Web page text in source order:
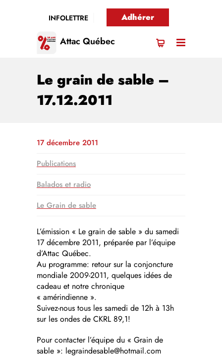
INFOLETTRE Adhérer
Attac Québec
Le grain de sable –
17.12.2011
17 décembre 2011
Publications
Balados et radio
Le Grain de sable
L’émission « Le grain de sable » du samedi
17 décembre 2011, préparée par l’équipe
d’Attac Québec.
Au programme: retour sur la conjoncture
mondiale 2009-2011, quelques idées de
cadeau et notre chronique
« amérindienne ».
Suivez-nous tous les samedi de 12h à 13h
sur les ondes de CKRL 89,1!
Pour contacter l’équipe du « Grain de
sable »: legraindesable@hotmail.com